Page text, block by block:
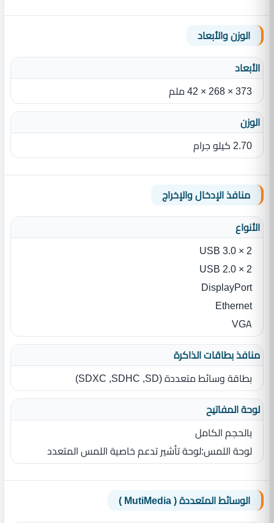
الوزن والأبعاد
الأبعاد
373 × 268 × 42 ملم
الوزن
2.70 كيلو جرام
منافذ الإدخال والإخراج
الأنواع
2 × USB 3.0
2 × USB 2.0
DisplayPort
Ethernet
VGA
منافذ بطاقات الذاكرة
بطاقة وسائط متعددة ‏(‏SD‏,‏ SDHC‏,‏ SDXC‏)‏
لوحة المفاتيح
بالحجم الكامل
لوحة اللمس‏:‏لوحة تأشير تدعم خاصية اللمس المتعدد
الوسائط المتعددة ( MutiMedia )